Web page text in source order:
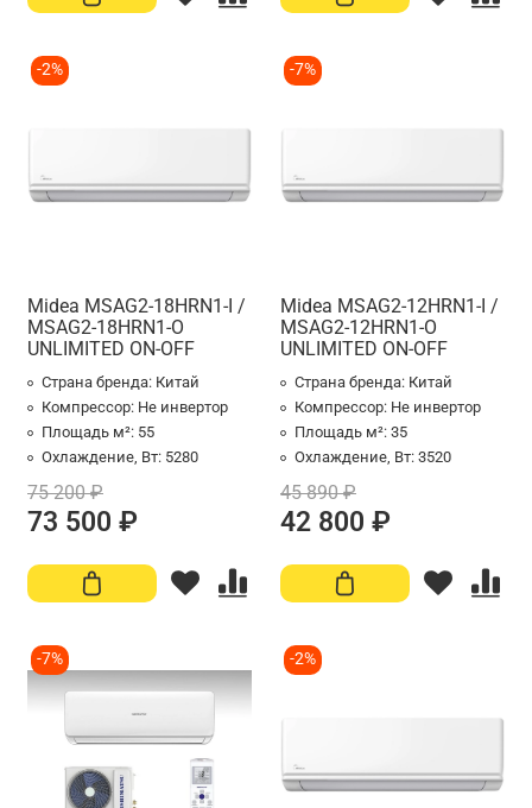
-2%
Midea MSAG2-18HRN1-I /
MSAG2-18HRN1-O
UNLIMITED ON-OFF
Страна бренда: Китай
Компрессор: Не инвертор
Площадь м²: 55
Охлаждение, Вт: 5280
75 200 ₽
73 500 ₽
-7%
Midea MSAG2-12HRN1-I /
MSAG2-12HRN1-O
UNLIMITED ON-OFF
Страна бренда: Китай
Компрессор: Не инвертор
Площадь м²: 35
Охлаждение, Вт: 3520
45 890 ₽
42 800 ₽
-7% -2%